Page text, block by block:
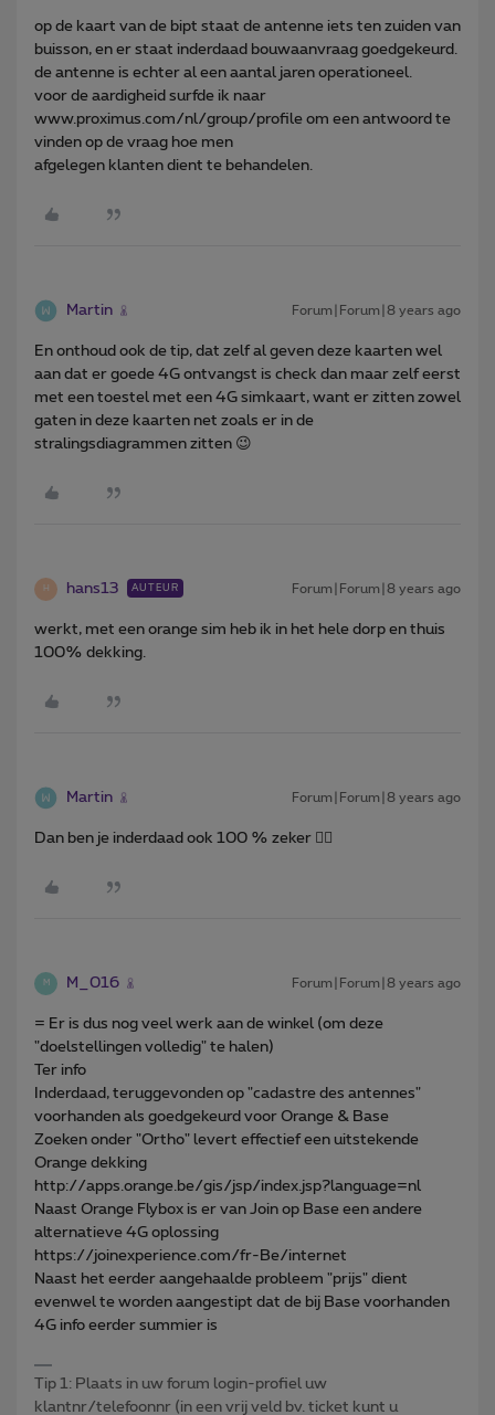
op de kaart van de bipt staat de antenne iets ten zuiden van
buisson, en er staat inderdaad bouwaanvraag goedgekeurd.
de antenne is echter al een aantal jaren operationeel.
voor de aardigheid surfde ik naar
www.proximus.com/nl/group/profile om een antwoord te
vinden op de vraag hoe men
afgelegen klanten dient te behandelen.
Martin Forum|Forum|8 years ago
En onthoud ook de tip, dat zelf al geven deze kaarten wel
aan dat er goede 4G ontvangst is check dan maar zelf eerst
met een toestel met een 4G simkaart, want er zitten zowel
gaten in deze kaarten net zoals er in de
stralingsdiagrammen zitten 😉
H hans13 AUTEUR Forum|Forum|8 years ago
werkt, met een orange sim heb ik in het hele dorp en thuis
100% dekking.
Martin Forum|Forum|8 years ago
Dan ben je inderdaad ook 100 % zeker 👍🏼
M M_016 Forum|Forum|8 years ago
= Er is dus nog veel werk aan de winkel (om deze
"doelstellingen volledig" te halen)
Ter info
Inderdaad, teruggevonden op "cadastre des antennes"
voorhanden als goedgekeurd voor Orange & Base
Zoeken onder "Ortho" levert effectief een uitstekende
Orange dekking
http://apps.orange.be/gis/jsp/index.jsp?language=nl
Naast Orange Flybox is er van Join op Base een andere
alternatieve 4G oplossing
https://joinexperience.com/fr-Be/internet
Naast het eerder aangehaalde probleem "prijs" dient
evenwel te worden aangestipt dat de bij Base voorhanden
4G info eerder summier is
Tip 1: Plaats in uw forum login-profiel uw
klantnr/telefoonnr (in een vrij veld bv. ticket kunt u